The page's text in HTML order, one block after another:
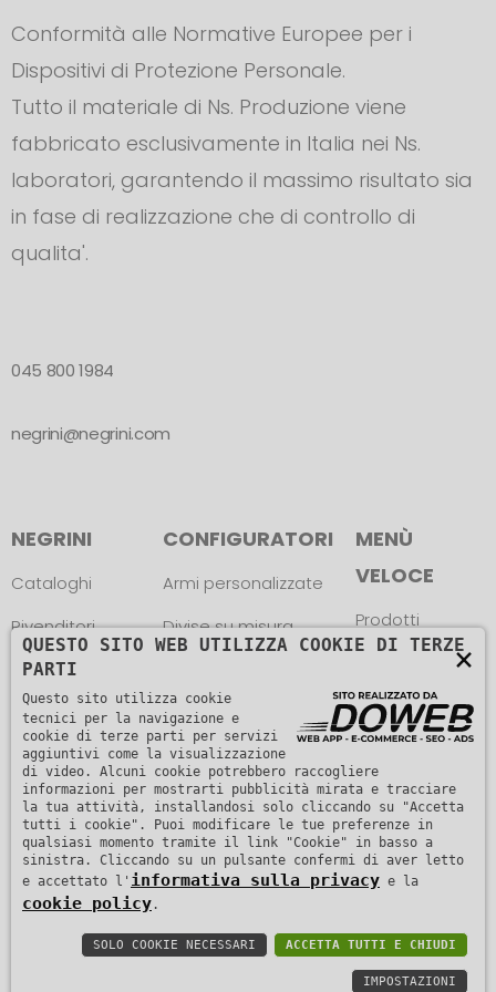
Conformità alle Normative Europee per i
Dispositivi di Protezione Personale.
Tutto il materiale di Ns. Produzione viene
fabbricato esclusivamente in Italia nei Ns.
laboratori, garantendo il massimo risultato sia
in fase di realizzazione che di controllo di
qualita'.
045 800 1984
negrini@negrini.com
NEGRINI
Cataloghi
Rivenditori
Atleti
Assistenza
CONFIGURATORI
Armi personalizzate
Divise su misura
MENÙ
VELOCE
Prodotti
Contatti
Copyright © L. NEGRINI & F. snc. P. IVA
01482510235 - Informativa sulla privacy
×
QUESTO SITO WEB UTILIZZA COOKIE DI TERZE
PARTI
Questo sito utilizza cookie
tecnici per la navigazione e
cookie di terze parti per servizi
aggiuntivi come la visualizzazione
di video. Alcuni cookie potrebbero raccogliere
informazioni per mostrarti pubblicità mirata e tracciare
la tua attività, installandosi solo cliccando su "Accetta
tutti i cookie". Puoi modificare le tue preferenze in
qualsiasi momento tramite il link "Cookie" in basso a
sinistra. Cliccando su un pulsante confermi di aver letto
e accettato l' informativa sulla privacy e la
cookie policy .
ACCETTA TUTTI E CHIUDI
SOLO COOKIE NECESSARI
IMPOSTAZIONI